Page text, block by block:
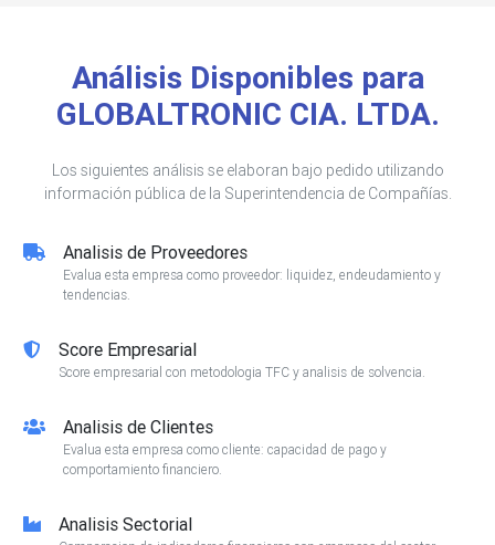
Análisis Disponibles para
GLOBALTRONIC CIA. LTDA.
Los siguientes análisis se elaboran bajo pedido utilizando
información pública de la Superintendencia de Compañías.
Analisis de Proveedores
Evalua esta empresa como proveedor: liquidez, endeudamiento y
tendencias.
Score Empresarial
Score empresarial con metodologia TFC y analisis de solvencia.
Analisis de Clientes
Evalua esta empresa como cliente: capacidad de pago y
comportamiento financiero.
Analisis Sectorial